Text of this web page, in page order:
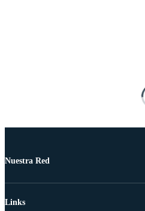
Nuestra Red
Links